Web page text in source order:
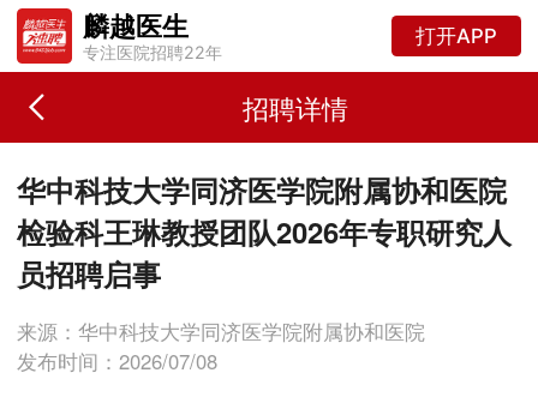
麟越医生
专注医院招聘22年
打开APP
招聘详情
华中科技大学同济医学院附属协和医院
检验科王琳教授团队2026年专职研究人
员招聘启事
来源：华中科技大学同济医学院附属协和医院
发布时间：2026/07/08